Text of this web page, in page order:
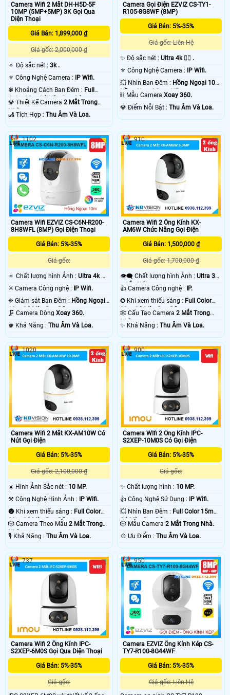
Camera Wifi 2 Mắt DH-H5D-5F
10MP (5MP+5MP) 3K Gọi Qua
Diện Thoại
Giá Bán: 1,899,000 ₫
Giá gốc: 2,000,000 ₫
🔅 Độ sắc nét : 3k .
⚜️ Công Nghệ Camera : IP Wifi.
❃ Khoảng Cách Ban Đêm : Full
Color 30m Có Màu Ban Ðêm.
💎 Thiết Kế Camera 2 Mắt Trong
Nhà.
️🛃 Tích Hợp : Thu Âm Và Loa.
Camera Gọi Điện EZVIZ CS-TY1-
R105-8G8WF (8MP)
Giá Bán: 5%-35%
Giá gốc: Liên Hệ
✨ Độ sắc nét :Ultra 4k 👍🏾 .
⚜️ Công Nghệ Camera : IP Wifi.
💥 Nhìn Ban Đêm : Hồng Ngoại 10m
Hồng Ngoại Smart IR.
⛓ Mẫu CameraXoay 360.
️💎 Điểm Nỗi Bật :Thu Âm Và Loa.
Camera Wifi EZVIZ CS-C6N-R200-
8H8WFL (8MP) Gọi Điện Thoại
Giá Bán: 5%-35%
Giá gốc:
🔅 Chất lượng hình Ảnh : Ultra 4k 👍🏾
.
✳️ Camera Công nghệ :
IP Wifi.
❈ Giám sát Ban Đêm : Hồng Ngoại
10m Có Màu Ban Ðêm.
🗜️ Camera Dòng Xoay 360.
️♚ Khả Năng : Thu Âm Và Loa.
1102
Camera Wifi 2 Ống Kính KX-
AM6W Chức Năng Gọi Điện
Giá Bán: 1,500,000 ₫
Giá gốc: 1,700,000 ₫
👁️‍🗨 Chất lượng hình Ảnh :Ultra 3k
+ Sắc Nét .
👍 Camera Công nghệ :
IP.
✪ Khi xem thiếu sáng : Full Color
30m Có Màu Ban Ðêm.
🕸️ Cấu Tạo Camera2 Mắt Trong
Nhà.
️✨ Khả Năng :Thu Âm Và Loa.
910
Camera Wifi 2 Mắt KX-AM10W Có
Nút Gọi Điện
Giá Bán: 5%-35%
Giá gốc: 2,100,000 ₫
☀️ Hình Ảnh Sắc nét : 10 MP.
⚒ Công Nghệ Hình Ảnh :
IP Wifi.
🌚 Khi xem thiếu sáng : Full Color
30m Có Màu Ban Ðêm.
🎲 Camera Theo Mẫu 2 Mắt Trong
Nhà.
️🎙 Khả Năng : Thu Âm Và Loa.
1020
Camera WIfi 2 Ống Kính IPC-
S2XEP-10M0S Có Gọi Điện
Giá Bán: 5%-35%
Giá gốc:
✨ Chất lượng hình : 10 MP.
👍 Công Nghệ Sử Dụng :
IP Wifi.
💥 Nhìn Ban Đêm : Full Color 15m
Có Màu Ban Ðêm.
🎲 Mẫu Camera2 Mắt Trong Nhà.
️💠 Ưu Điểm :Thu Âm Và Loa.
900
Camera Wifi 2 Ống Kính IPC-
S2XEP-6M0S Gọi Qua Diện Thoại
Giá Bán: 5%-35%
Giá gốc:
737
Camera EZVIZ Ống Kính Kép CS-
TY7-R100-8G44WF
Giá Bán: 5%-35%
Giá gốc: Liên Hệ
950